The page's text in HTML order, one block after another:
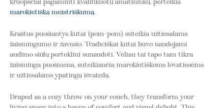
marokietišką meistriškumą.
Kraštus puošiantys kutai (pom-pom) suteikia užtiesalams
žaismingumo ir žavesio. Tradiciškai kutai buvo naudojami
audimo siūlų pertekliui sunaudoti. Vėliau tai tapo tam tikra
žaisminga puošmena, suteikiančia marokietiškoms lovatiesėms
ir užtiesalams ypatingą išvaizdą.
Draped as a cozy throw on your couch, they transform your